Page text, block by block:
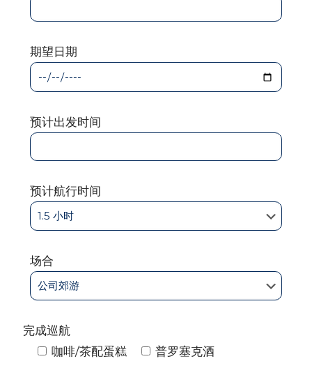
期望日期
预计出发时间
预计航行时间
场合
完成巡航
咖啡/茶配蛋糕
普罗塞克酒